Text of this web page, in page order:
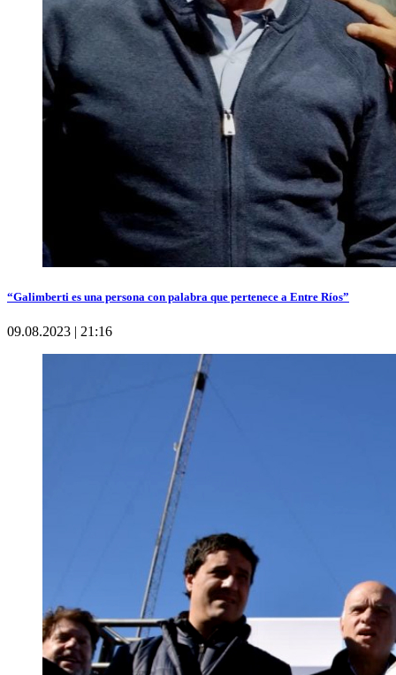
“Galimberti es una persona con palabra que pertenece a Entre Ríos”
09.08.2023 | 21:16